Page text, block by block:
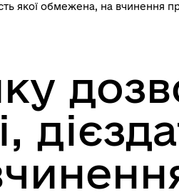
якої обмежена, на вчинення